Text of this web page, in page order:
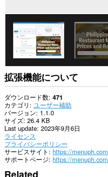
拡張機能について
ダウンロード数 471
カテゴリ ユーザー補助
バージョン 1.1.0
サイズ 26.4 KB
Last update 2023年9月6日
ライセンス
プライバシーポリシー
サービスサイト https://menuph.com
サポートページ https://menuph.com
Related